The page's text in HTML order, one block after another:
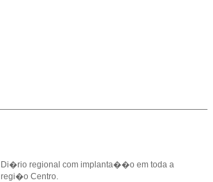
Di�rio regional com implanta��o em toda a
regi�o Centro.